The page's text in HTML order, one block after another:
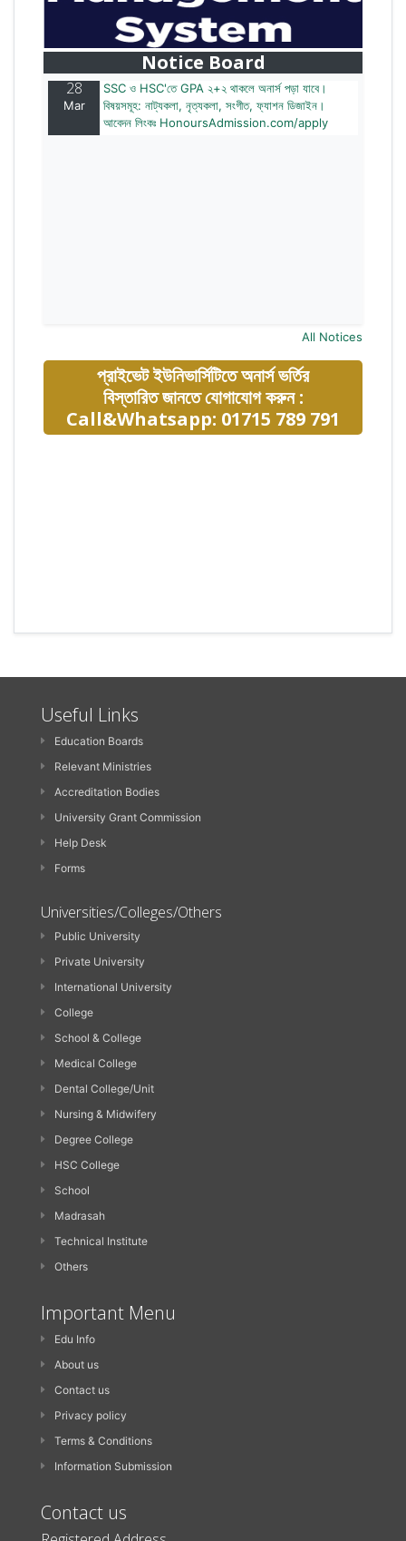
Notice Board
বাজেটের মধ্যে প্রাইভেট ইউনিভার্সিটিতে অনার্স পড়ার সুযোগ।
২০টির অধিক বিষয়, ৪ বছরে মোট খরচ ২ লক্ষ থেকে ৫ লক্ষ টাকা।
আবেদন লিংকঃ HonoursAdmission.com/apply
28
Mar
SSC ও HSC'তে GPA ২+২ থাকলে অনার্স পড়া যাবে।
বিষয়সমূহ: নাট্যকলা, নৃত্যকলা, সংগীত, ফ্যাশন ডিজাইন।
আবেদন লিংকঃ HonoursAdmission.com/apply
All Notices
প্রাইভেট ইউনিভার্সিটিতে অনার্স ভর্তির
বিস্তারিত জানতে যোগাযোগ করুন :
Call&Whatsapp: 01715 789 791
Useful Links
Education Boards
Relevant Ministries
Accreditation Bodies
University Grant Commission
Help Desk
Forms
Universities/Colleges/Others
Public University
Private University
International University
College
School & College
Medical College
Dental College/Unit
Nursing & Midwifery
Degree College
HSC College
School
Madrasah
Technical Institute
Others
Important Menu
Edu Info
About us
Contact us
Privacy policy
Terms & Conditions
Information Submission
Contact us